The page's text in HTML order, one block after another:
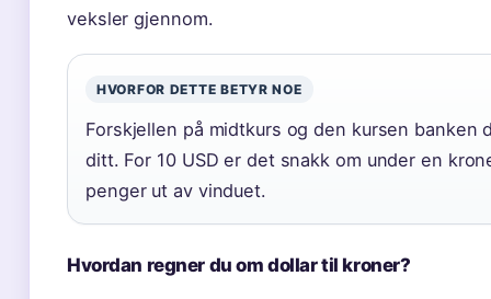
veksler gjennom.
HVORFOR DETTE BETYR NOE
Forskjellen på midtkurs og den kursen banken
ditt. For 10 USD er det snakk om under en
penger ut av vinduet.
Hvordan regner du om dollar til kroner?